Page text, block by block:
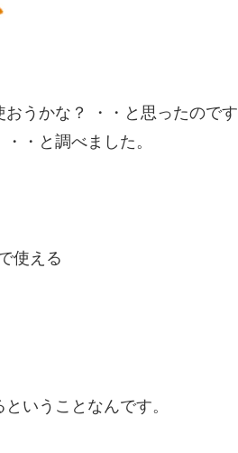
うかな？ ・・と思ったのです
・と調べました。
使える
いうことなんです。